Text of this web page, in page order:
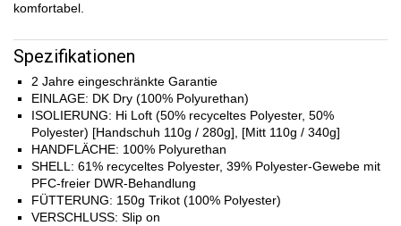
komfortabel.
Spezifikationen
2 Jahre eingeschränkte Garantie
EINLAGE: DK Dry (100% Polyurethan)
ISOLIERUNG: Hi Loft (50% recyceltes Polyester, 50%
Polyester) [Handschuh 110g / 280g], [Mitt 110g / 340g]
HANDFLÄCHE: 100% Polyurethan
SHELL: 61% recyceltes Polyester, 39% Polyester-Gewebe mit
PFC-freier DWR-Behandlung
FÜTTERUNG: 150g Trikot (100% Polyester)
VERSCHLUSS: Slip on